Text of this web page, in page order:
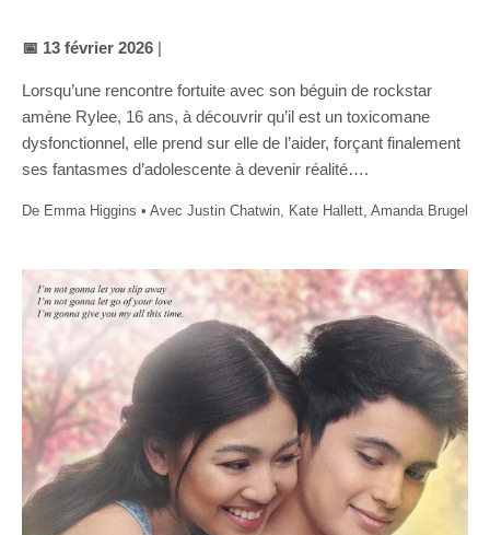
📅 13 février 2026 |
Lorsqu’une rencontre fortuite avec son béguin de rockstar
amène Rylee, 16 ans, à découvrir qu’il est un toxicomane
dysfonctionnel, elle prend sur elle de l’aider, forçant finalement
ses fantasmes d’adolescente à devenir réalité….
De Emma Higgins • Avec Justin Chatwin, Kate Hallett, Amanda Brugel